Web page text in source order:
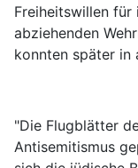
Freiheitswillen
abziehenden
konnten später in
"Die Flugblätter
Antisemitismus